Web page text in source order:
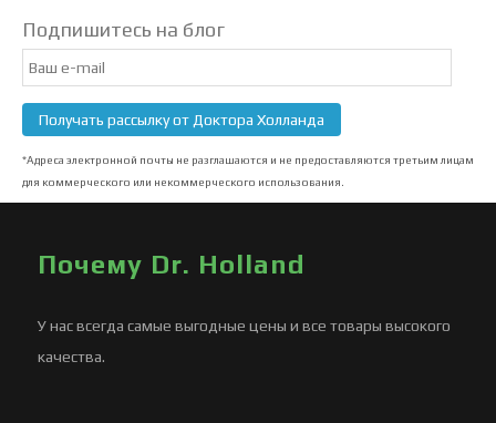
Подпишитесь на блог
Получать рассылку от Доктора Холланда
*Адреса электронной почты не разглашаются и не предоставляются третьим лицам
для коммерческого или некоммерческого использования.
Почему Dr. Holland
У нас всегда самые выгодные цены и все товары высокого
качества.